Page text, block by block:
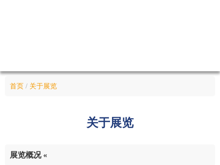
首页 / 关于展览
关于展览
展览概况 «